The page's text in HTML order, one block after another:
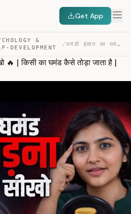
Get App
&
DEVELOPMENT
/ घमंडी इंसान का घमंड तोड़ना सीखो 🔥 | किसी का घमंड कैसे त… — TRANSCRIPT
🔥 | किसी का घमंड कैसे तोड़ा जाता है |